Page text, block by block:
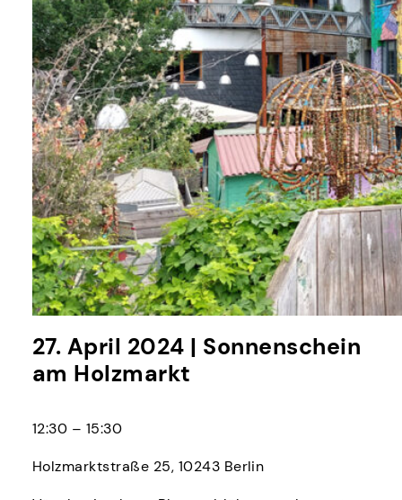
27. April 2024 | Sonnenschein
am Holzmarkt
12:30 – 15:30
Holzmarktstraße 25, 10243 Berlin